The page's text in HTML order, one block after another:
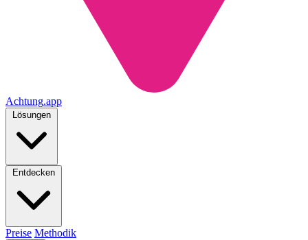
Achtung.app
Lösungen
Entdecken
Preise Methodik